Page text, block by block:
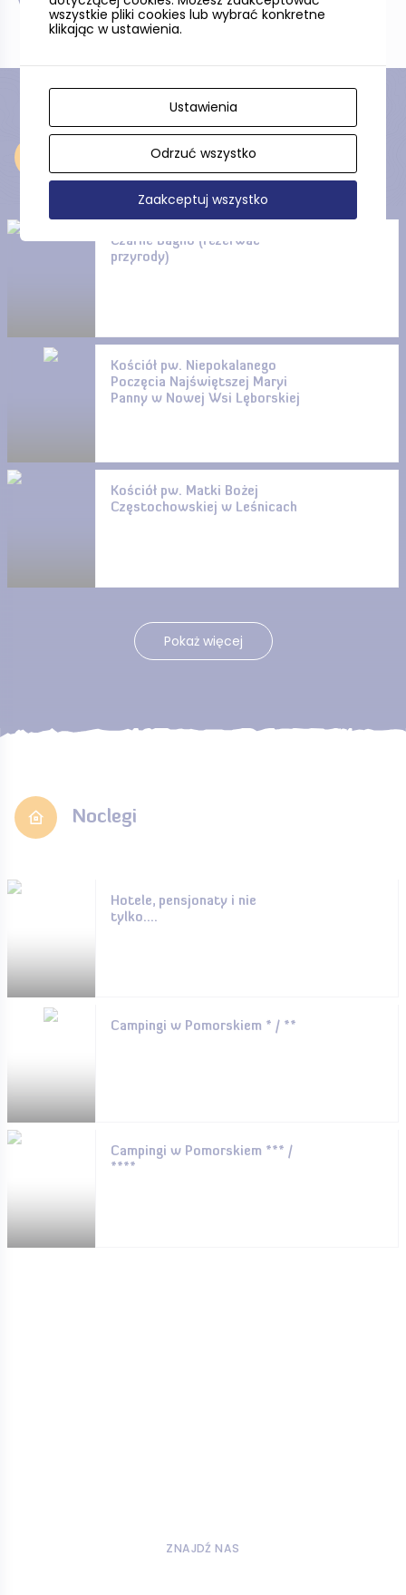
Czarne Bagno (rezerwat
przyrody)
Kościół pw. Niepokalanego
Poczęcia Najświętszej Maryi
Panny w Nowej Wsi Lęborskiej
Kościół pw. Matki Bożej
Częstochowskiej w Leśnicach
Pokaż więcej
Noclegi
Hotele, pensjonaty i nie
tylko....
Campingi w Pomorskiem * / **
Campingi w Pomorskiem *** /
****
ZNAJDŹ NAS
wszystkie pliki cookies lub wybrać konkretne
klikając w ustawienia.
Ustawienia
Odrzuć wszystko
Zaakceptuj wszystko